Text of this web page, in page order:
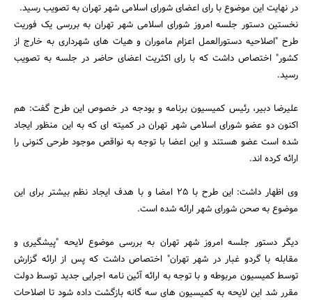
در نهایت این موضوع با رای اعضای شورای اسلامی شهر تهران به تصویب رسید.
نخستین دستور جلسه امروز شورای اسلامی شهر تهران به بررسی یک فوریت
طرح "اصلاحیه دستورالعمل اعزام ماموران و هیات های شهرداری به خارج از
کشور" اختصاص داشت که با رای اکثریت اعضای حاضر در جلسه به تصویب
رسید.
علیرضا دبیر، رئیس کمیسیون برنامه و بودجه در خصوص این طرح گفت: هم
اکنون دو عضو شورای اسلامی شهر تهران در کمیته ای که به این منظور ایجاد
شده است عضو هستند و این اعضا با توجه به نواقص موجود طرحی کنونی را
ارائه کرده اند.
وی اظهار داشت: این طرح با 25 امضا و با هدف ایجاد نظم بیشتر برای این
موضوع به صحن شورای شهر ارائه شده است.
دیگر دستور جلسه امروز شهر تهران به بررسی موضوع لایحه "پیشگیری و
مقابله با گردو غبار در شهر تهران" اختصاص داشت که پس از ارائه گزارش
توسط کمیسیون مربوطه و با توجه به ارائه آئین نامه اجرایی جدید توسط دولت
مقرر شد این لایحه به کمیسیون های سه گانه بازگشت داده شود تا اصلاحات